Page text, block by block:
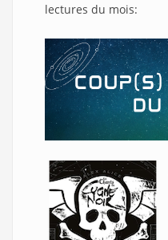
lectures du mois: